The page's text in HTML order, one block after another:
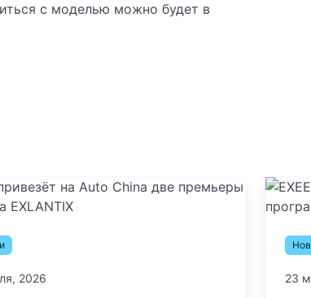
с моделью можно будет в
2026 23